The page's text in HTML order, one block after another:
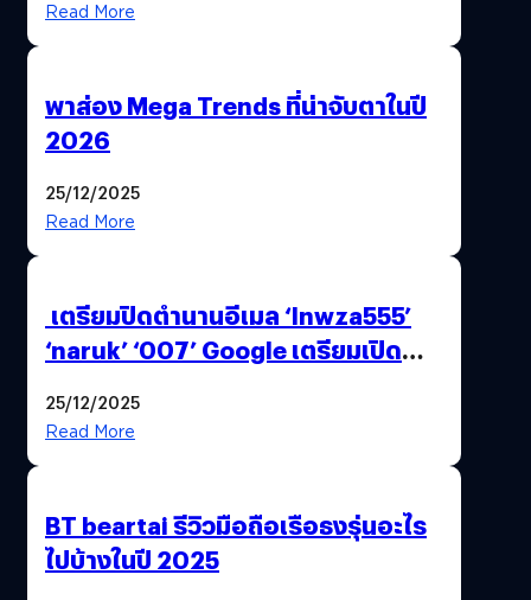
Read More
พาส่อง Mega Trends ที่น่าจับตาในปี
2026
25/12/2025
Read More
เตรียมปิดตำนานอีเมล ‘lnwza555’
‘naruk’ ‘007’ Google เตรียมเปิด
25/12/2025
Read More
BT beartai รีวิวมือถือเรือธงรุ่นอะไร
ไปบ้างในปี 2025